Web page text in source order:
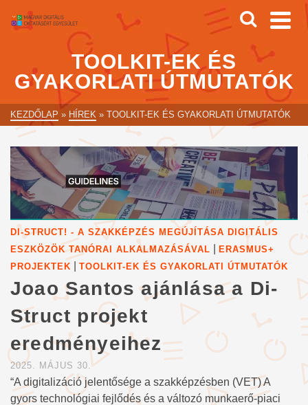
TOOLKIT-EK ÉS
GYAKORLATI ÚTMUTATÓK
KEZDŐLAP » HÍREK » TOOLKIT-EK ÉS GYAKORLATI ÚTMUTATÓK
DI-STRUCT! - A SZAKKÉPZÉS MEGÚJÍTÁSA DIGITÁLIS
ESZKÖZÖK TANÓRAI ALKALMAZÁSÁVAL
ERASMUS+
PROJEKTEK
TOOLKIT-EK ÉS GYAKORLATI ÚTMUTATÓK
Joao Santos ajánlása a Di-
Struct projekt
eredményeihez
2025. MÁJUS 30.
“A digitalizáció jelentősége a szakképzésben (VET) A
gyors technológiai fejlődés és a változó munkaerő-piaci